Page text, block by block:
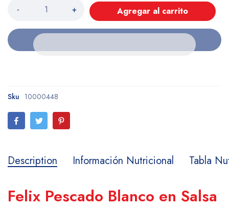
- + Agregar al carrito
Sku 10000448
Description Información Nutricional Tabla
Felix Pescado Blanco en Salsa